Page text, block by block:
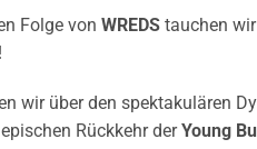
Folge vonWREDS tauchen
!
wir über den spektakulären
epischen Rückkehr derYoung